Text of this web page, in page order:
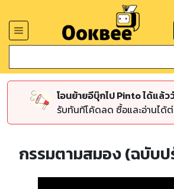
โอนย้ายอีบุ๊กไป Pinto ได้แล้ว
รับทันทีโค้ดลด ซื้อและอ่านได้
กรรมตามสมอง (ฉบับป